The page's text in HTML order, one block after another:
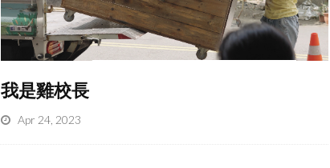
我是雞校長
Apr 24, 2023